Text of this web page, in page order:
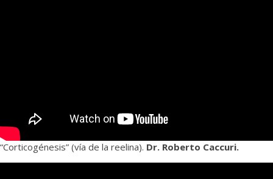
“Corticogénesis” (vía de la reelina). Dr. Roberto Caccuri.